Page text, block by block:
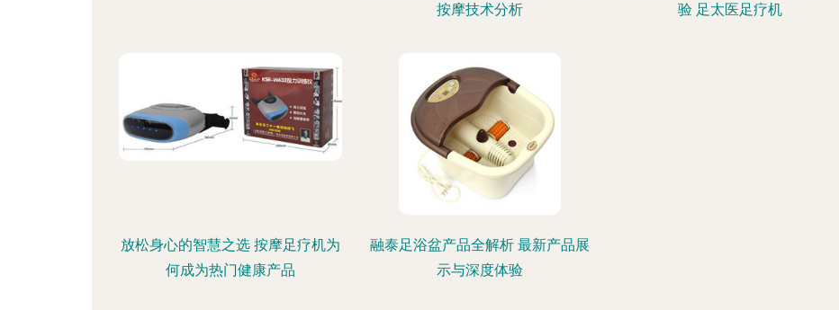
按摩技术分析
验 足太医足疗机
放松身心的智慧之选 按摩足疗机为
何成为热门健康产品
融泰足浴盆产品全解析 最新产品展
示与深度体验